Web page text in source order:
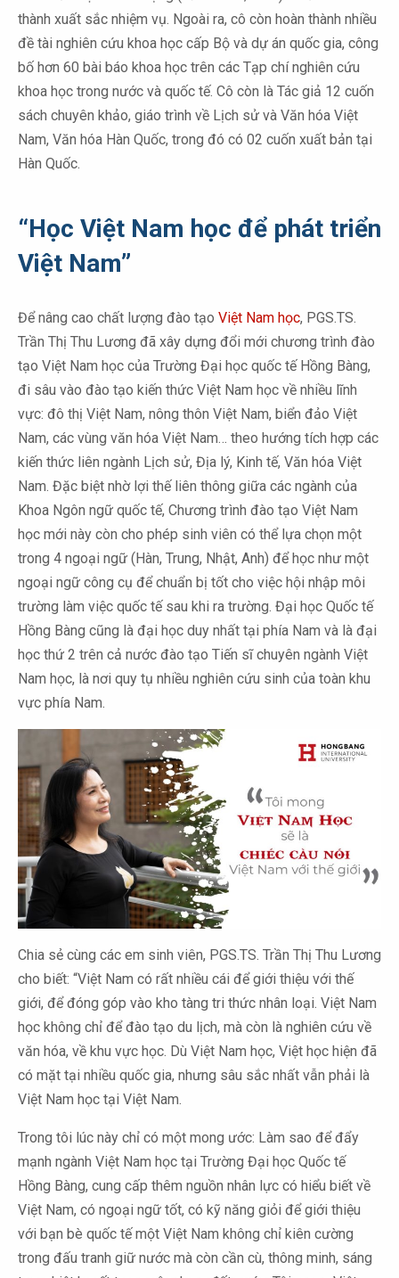
thành xuất sắc nhiệm vụ. Ngoài ra, cô còn hoàn thành nhiều
đề tài nghiên cứu khoa học cấp Bộ và dự án quốc gia, công
bố hơn 60 bài báo khoa học trên các Tạp chí nghiên cứu
khoa học trong nước và quốc tế. Cô còn là Tác giả 12 cuốn
sách chuyên khảo, giáo trình về Lịch sử và Văn hóa Việt
Nam, Văn hóa Hàn Quốc, trong đó có 02 cuốn xuất bản tại
Hàn Quốc.
“Học Việt Nam học để phát triển
Việt Nam”
Để nâng cao chất lượng đào tạo Việt Nam học, PGS.TS.
Trần Thị Thu Lương đã xây dựng đổi mới chương trình đào
tạo Việt Nam học của Trường Đại học quốc tế Hồng Bàng,
đi sâu vào đào tạo kiến thức Việt Nam học về nhiều lĩnh
vực: đô thị Việt Nam, nông thôn Việt Nam, biển đảo Việt
Nam, các vùng văn hóa Việt Nam… theo hướng tích hợp các
kiến thức liên ngành Lịch sử, Địa lý, Kinh tế, Văn hóa Việt
Nam. Đặc biệt nhờ lợi thế liên thông giữa các ngành của
Khoa Ngôn ngữ quốc tế, Chương trình đào tạo Việt Nam
học mới này còn cho phép sinh viên có thể lựa chọn một
trong 4 ngoại ngữ (Hàn, Trung, Nhật, Anh) để học như một
ngoại ngữ công cụ để chuẩn bị tốt cho việc hội nhập môi
trường làm việc quốc tế sau khi ra trường. Đại học Quốc tế
Hồng Bàng cũng là đại học duy nhất tại phía Nam và là đại
học thứ 2 trên cả nước đào tạo Tiến sĩ chuyên ngành Việt
Nam học, là nơi quy tụ nhiều nghiên cứu sinh của toàn khu
vực phía Nam.
Chia sẻ cùng các em sinh viên, PGS.TS. Trần Thị Thu Lương
cho biết: “Việt Nam có rất nhiều cái để giới thiệu với thế
giới, để đóng góp vào kho tàng tri thức nhân loại. Việt Nam
học không chỉ để đào tạo du lịch, mà còn là nghiên cứu về
văn hóa, về khu vực học. Dù Việt Nam học, Việt học hiện đã
có mặt tại nhiều quốc gia, nhưng sâu sắc nhất vẫn phải là
Việt Nam học tại Việt Nam.
Trong tôi lúc này chỉ có một mong ước: Làm sao để đẩy
mạnh ngành Việt Nam học tại Trường Đại học Quốc tế
Hồng Bàng, cung cấp thêm nguồn nhân lực có hiểu biết về
Việt Nam, có ngoại ngữ tốt, có kỹ năng giỏi để giới thiệu
với bạn bè quốc tế một Việt Nam không chỉ kiên cường
trong đấu tranh giữ nước mà còn cần cù, thông minh, sáng